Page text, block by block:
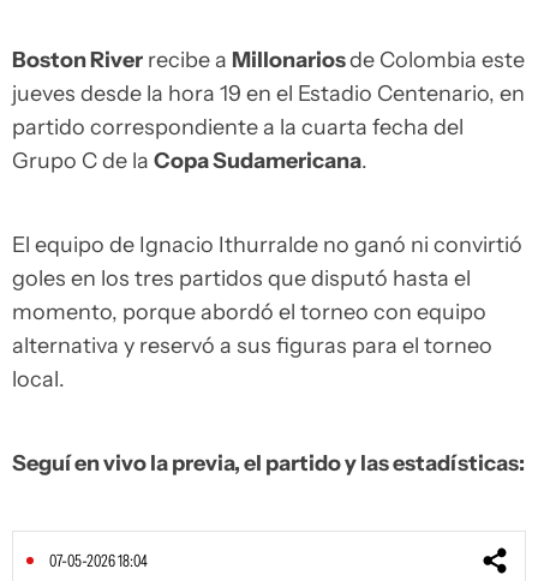
Boston River recibe a Millonariosde Colombia este
jueves desde la hora 19 en el Estadio Centenario, en
partido correspondiente a la cuarta fecha del
Grupo C de la Copa Sudamericana.
El equipo de Ignacio Ithurralde no ganó ni convirtió
goles en los tres partidos que disputó hasta el
momento, porque abordó el torneo con equipo
alternativa y reservó a sus figuras para el torneo
local.
Seguí en vivo la previa, el partido y las estadísticas:
07-05-2026 18:04